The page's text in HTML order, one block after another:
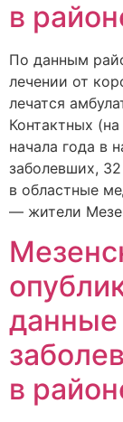
в
По данным
лечении от
лечатся
Контактных
начала года в
заболевших,
в областные
— жители
данные
в